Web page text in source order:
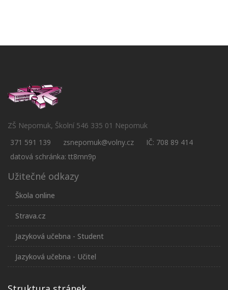
ZŠ Nepomuk, Školní 546 335 01 Nepomuk
371 591 139
zsnepomuk@volny.cz
IČ: 708 89 414
datová schránka: tt8mn9p
Užitečné odkazy
Škola online
Strava.cz
Jazyková učebna - Student
Jazyková učebna - Učitel